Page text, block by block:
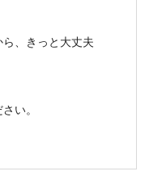
、きっと大丈夫
い。